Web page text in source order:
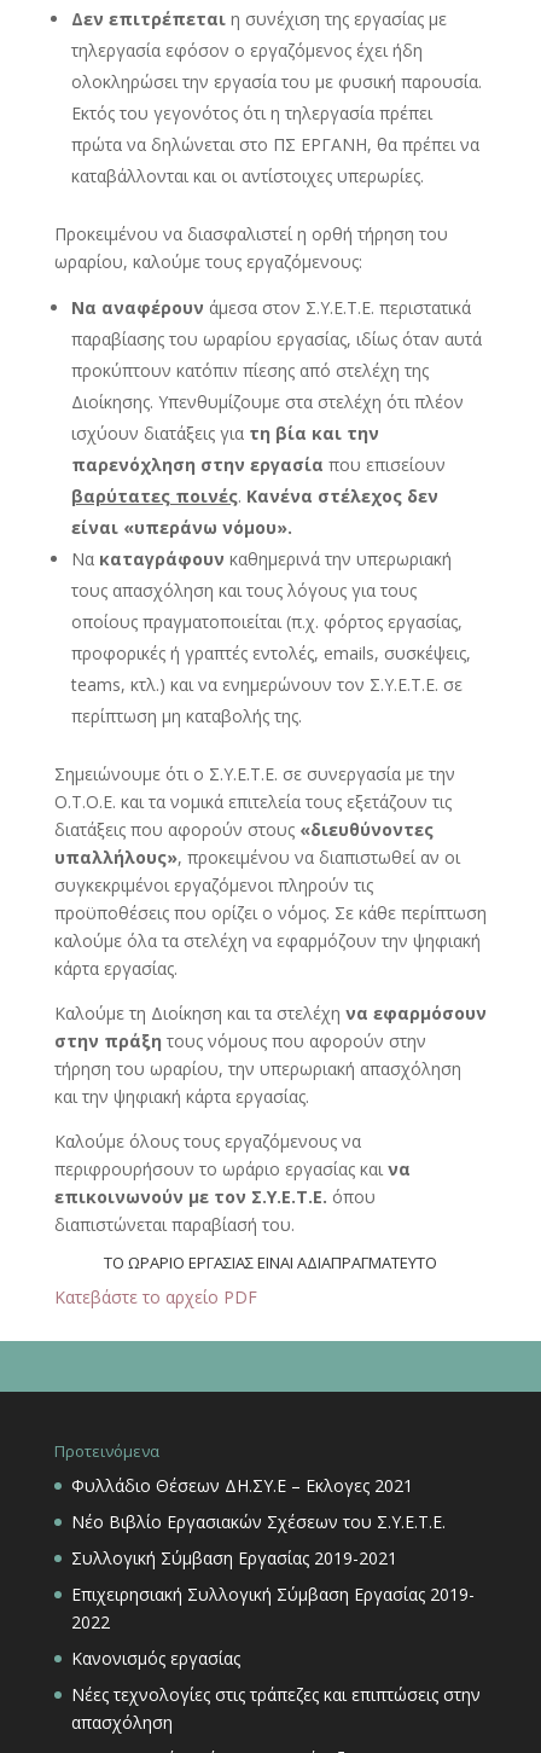
Δεν επιτρέπεταιη συνέχιση της εργασίας με
τηλεργασία εφόσον ο εργαζόμενος έχει ήδη
ολοκληρώσει την εργασία του με φυσική παρουσία.
Εκτός του γεγονότος ότι η τηλεργασία πρέπει
πρώτα να δηλώνεται στο ΠΣ ΕΡΓΑΝΗ, θα πρέπει να
καταβάλλονται και οι αντίστοιχες υπερωρίες.
Προκειμένου να διασφαλιστεί η ορθή τήρηση του
ωραρίου, καλούμε τους εργαζόμενους:
Να αναφέρουν άμεσα στον Σ.Υ.Ε.Τ.Ε. περιστατικά
παραβίασης του ωραρίου εργασίας, ιδίως όταν αυτά
προκύπτουν κατόπιν πίεσης από στελέχη της
Διοίκησης. Υπενθυμίζουμε στα στελέχη ότι πλέον
ισχύουν διατάξεις για τη βία και την
παρενόχληση στην εργασία που επισείουν
βαρύτατες ποινές. Κανένα στέλεχος δεν
είναι «υπεράνω νόμου».
Να καταγράφουν καθημερινά την υπερωριακή
τους απασχόληση και τους λόγους για τους
οποίους πραγματοποιείται (π.χ. φόρτος εργασίας,
προφορικές ή γραπτές εντολές, emails, συσκέψεις,
teams, κτλ.) και να ενημερώνουν τον Σ.Υ.Ε.Τ.Ε. σε
περίπτωση μη καταβολής της.
Σημειώνουμε ότι ο Σ.Υ.Ε.Τ.Ε. σε συνεργασία με την
Ο.Τ.Ο.Ε. και τα νομικά επιτελεία τους εξετάζουν τις
διατάξεις που αφορούν στους «διευθύνοντες
υπαλλήλους», προκειμένου να διαπιστωθεί αν οι
συγκεκριμένοι εργαζόμενοι πληρούν τις
προϋποθέσεις που ορίζει ο νόμος. Σε κάθε περίπτωση
καλούμε όλα τα στελέχη να εφαρμόζουν την ψηφιακή
κάρτα εργασίας.
Καλούμε τη Διοίκηση και τα στελέχη να εφαρμόσουν
στην πράξη τους νόμους που αφορούν στην
τήρηση του ωραρίου, την υπερωριακή απασχόληση
και την ψηφιακή κάρτα εργασίας.
Καλούμε όλους τους εργαζόμενους να
περιφρουρήσουν το ωράριο εργασίας καινα
επικοινωνούν με τον Σ.Υ.Ε.Τ.Ε. όπου
διαπιστώνεται παραβίασή του.
ΤΟ ΩΡΑΡΙΟ ΕΡΓΑΣΙΑΣ ΕΙΝΑΙ ΑΔΙΑΠΡΑΓΜΑΤΕΥΤΟ
Κατεβάστε το αρχείο PDF
Προτεινόμενα
Φυλλάδιο Θέσεων ΔΗ.ΣΥ.Ε – Εκλογες 2021
Νέο Βιβλίο Εργασιακών Σχέσεων του Σ.Υ.Ε.Τ.Ε.
Συλλογική Σύμβαση Εργασίας 2019-2021
Επιχειρησιακή Συλλογική Σύμβαση Εργασίας 2019-
2022
Κανονισμός εργασίας
Νέες τεχνολογίες στις τράπεζες και επιπτώσεις στην
απασχόληση